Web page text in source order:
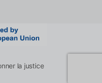
la justice